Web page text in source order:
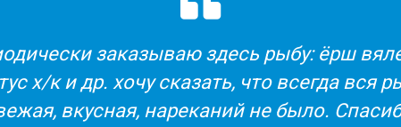
Все было сделано очень
Заказывали из другой
Сотрудники